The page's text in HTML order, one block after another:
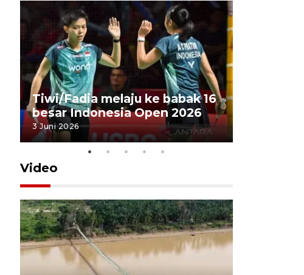
Tiwi/Fadia melaju ke babak 16
besar Indonesia Open 2026
3 Juni 2026
Video